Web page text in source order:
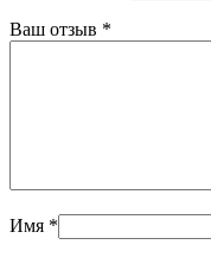
Ваш отзыв *
Имя *